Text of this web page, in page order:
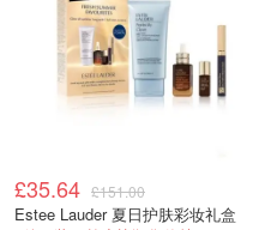
£35.64 £151.00
Estee Lauder 夏日护肤彩妆礼盒